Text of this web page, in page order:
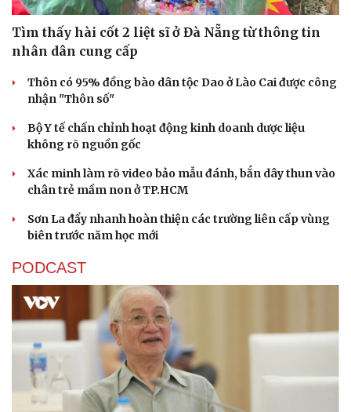
Tìm thấy hài cốt 2 liệt sĩ ở Đà Nẵng từ thông tin
nhân dân cung cấp
Thôn có 95% đồng bào dân tộc Dao ở Lào Cai được công
nhận "Thôn số"
Bộ Y tế chấn chỉnh hoạt động kinh doanh dược liệu
không rõ nguồn gốc
Xác minh làm rõ video bảo mẫu đánh, bắn dây thun vào
chân trẻ mầm non ở TP.HCM
Sơn La đẩy nhanh hoàn thiện các trường liên cấp vùng
biên trước năm học mới
PODCAST